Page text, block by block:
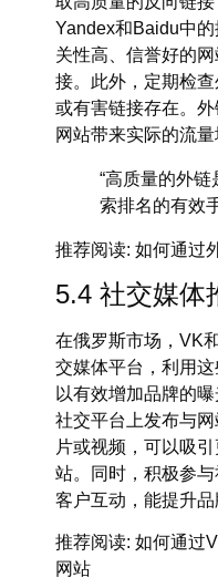
Yandex和Baidu中
关性高、信誉好的
接。此外，定期检
或有害链接存在。
网站带来实际的流量
“高质量的外
索排名的有效
推荐阅读: 如何通过
5.4 社交媒体
在俄罗斯市场， VK
交媒体平台，利用
以有效增加品牌的
社交平台上发布与
片或视频，可以吸
站。同时，积极参
客户互动，能提升品
推荐阅读: 如何通过
网站